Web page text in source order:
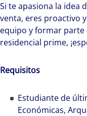
Si te apasiona la idea
venta, eres proactivo
equipo y formar
residencial prime,
Requisitos
Estudiante de
Económicas,